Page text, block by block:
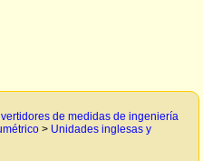
de medidas de ingeniería
> Unidades inglesas y